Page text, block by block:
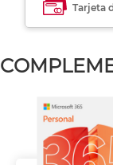
Tarjeta